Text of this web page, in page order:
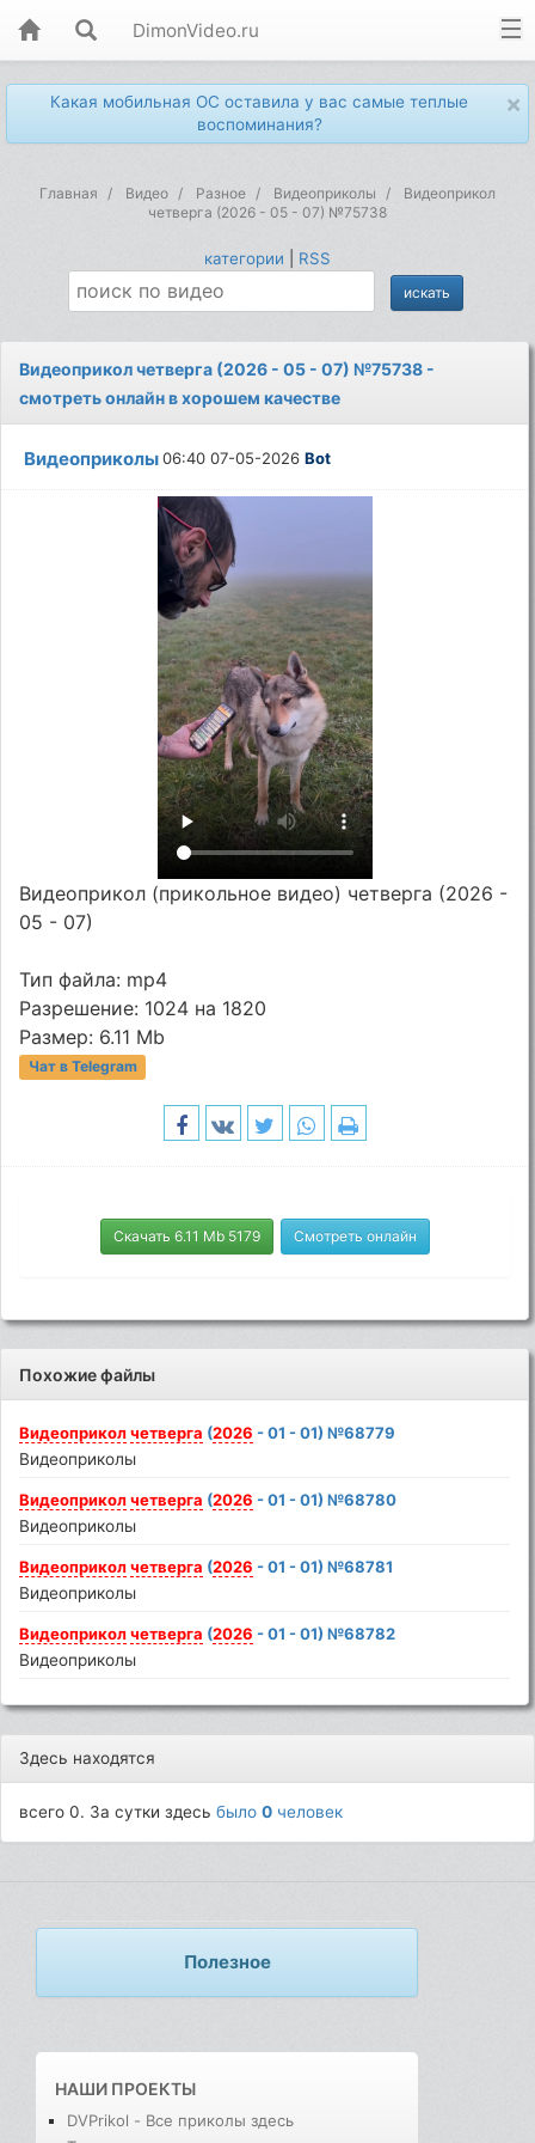
DimonVideo.ru
×
Какая мобильная ОС оставила у вас самые теплые
воспоминания?
Главная Видео Разное Видеоприколы
Видеоприкол
четверга (2026 - 05 - 07) №75738
категории RSS
Видеоприкол четверга (2026 - 05 - 07) №75738 -
смотреть онлайн в хорошем качестве
Видеоприколы06:40 07-05-2026Bot
Видеоприкол (прикольное видео) четверга (2026 -
05 - 07)
Тип файла: mp4
Разрешение: 1024 на 1820
Размер: 6.11 Mb
Чат в Telegram
Скачать 6.11 Mb 5179 Смотреть онлайн
Похожие файлы
Видеоприкол четверга (2026 - 01 - 01) №68779
Видеоприколы
Видеоприкол четверга (2026 - 01 - 01) №68780
Видеоприколы
Видеоприкол четверга (2026 - 01 - 01) №68781
Видеоприколы
Видеоприкол четверга (2026 - 01 - 01) №68782
Видеоприколы
Здесь находятся
всего 0. За сутки здесьбыло0 человек
Полезное
НАШИ ПРОЕКТЫ
DVPrikol - Все приколы здесь